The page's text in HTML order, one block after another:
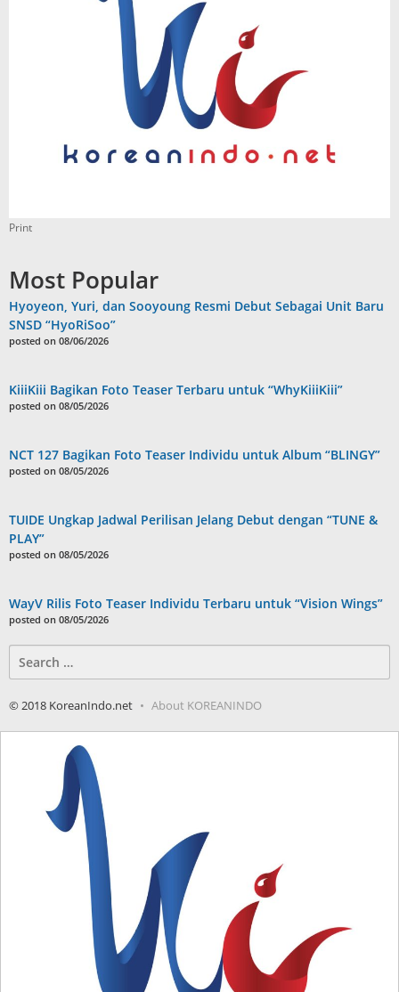
Print
Most Popular
Hyoyeon, Yuri, dan Sooyoung Resmi Debut Sebagai Unit Baru
SNSD “HyoRiSoo”
posted on 08/06/2026
KiiiKiii Bagikan Foto Teaser Terbaru untuk “WhyKiiiKiii”
posted on 08/05/2026
NCT 127 Bagikan Foto Teaser Individu untuk Album “BLINGY”
posted on 08/05/2026
TUIDE Ungkap Jadwal Perilisan Jelang Debut dengan “TUNE &
PLAY”
posted on 08/05/2026
WayV Rilis Foto Teaser Individu Terbaru untuk “Vision Wings”
posted on 08/05/2026
for:
© 2018 KoreanIndo.net About KOREANINDO